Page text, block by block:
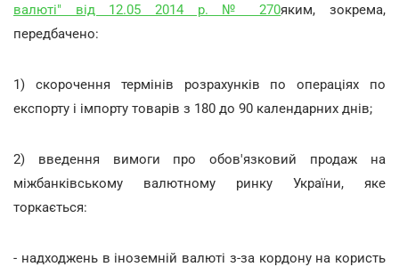
валюті" від 12.05 2014 р. № 270яким, зокрема,
передбачено:
1) скорочення термінів розрахунків по операціях по
експорту і імпорту товарів з 180 до 90 календарних днів;
2) введення вимоги про обов'язковий продаж на
міжбанківському валютному ринку України, яке
торкається:
- надходжень в іноземній валюті з-за кордону на користь